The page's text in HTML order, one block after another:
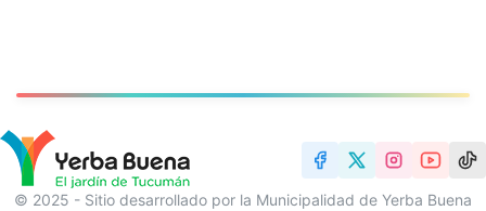
© 2025 - Sitio desarrollado por la Municipalidad de Yerba Buena